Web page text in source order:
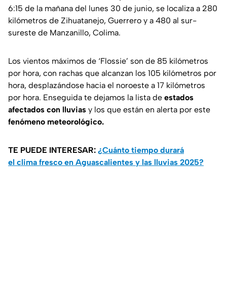
6:15 de la mañana del lunes 30 de junio, se localiza a 280
kilómetros de Zihuatanejo, Guerrero y a 480 al sur-
sureste de Manzanillo, Colima.
Los vientos máximos de ‘Flossie’ son de 85 kilómetros
por hora, con rachas que alcanzan los 105 kilómetros por
hora, desplazándose hacia el noroeste a 17 kilómetros
por hora. Enseguida te dejamos la lista de estados
afectados con lluvias y los que están en alerta por este
fenómeno meteorológico.
TE PUEDE INTERESAR: ¿Cuánto tiempo durará
el clima fresco en Aguascalientes y las lluvias 2025?